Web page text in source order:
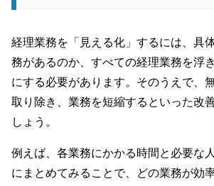
経理業務を「見える化」するには、具
務があるのか、すべての経理業務を浮
にする必要があります。そのうえで、
取り除き、業務を短縮するといった改
しょう。
例えば、各業務にかかる時間と必要な
にまとめてみることで、どの業務が効